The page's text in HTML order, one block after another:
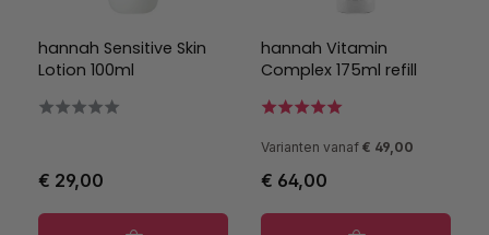
hannah Sensitive Skin
Lotion 100ml
€ 29,00
hannah Vitamin
Complex 175ml refill
Varianten vanaf € 49,00
€ 64,00